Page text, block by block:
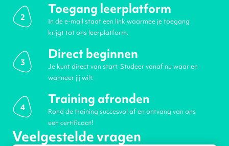
2
Toegang leerplatform
In de e-mail staat een link waarmee je toegang
krijgt tot ons leerplatform.
3
Direct beginnen
Je kunt direct van start. Studeer vanaf nu waar en
wanneer jij wilt.
4
Training afronden
Rond de training succesvol af en ontvang van ons
een certificaat!
Veelgestelde vragen